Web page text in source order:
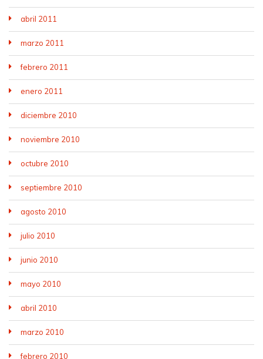
abril 2011
marzo 2011
febrero 2011
enero 2011
diciembre 2010
noviembre 2010
octubre 2010
septiembre 2010
agosto 2010
julio 2010
junio 2010
mayo 2010
abril 2010
marzo 2010
febrero 2010